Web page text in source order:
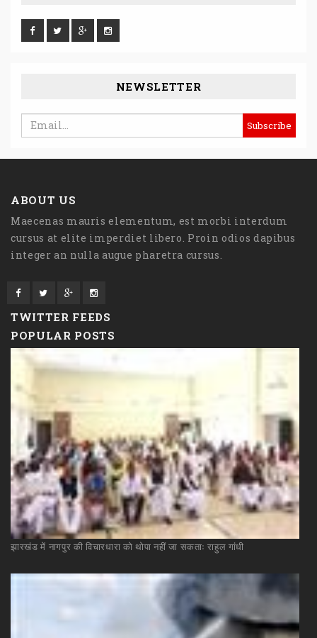
NEWSLETTER
ABOUT US
Maecenas mauris elementum, est morbi interdum
cursus at elite imperdiet libero. Proin odios dapibus
integer an nulla augue pharetra cursus.
TWITTER FEEDS
POPULAR POSTS
झारखंड में नागपुर की विचारधारा को थोपा नहीं जा सकताः राहुल गांधी